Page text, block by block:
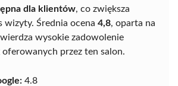
dla klientów, co zwiększa
wizyty. Średnia ocena 4,8, oparta na
wysokie zadowolenie
oferowanych przez ten salon.
4.8